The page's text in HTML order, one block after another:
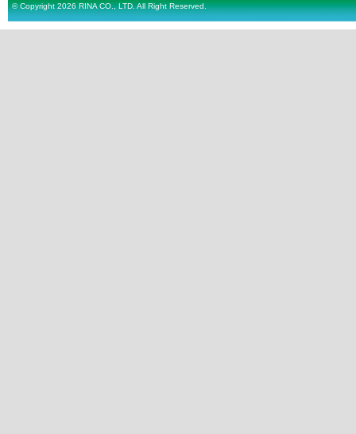
© Copyright 2026 RINA CO., LTD. All Right Reserved.